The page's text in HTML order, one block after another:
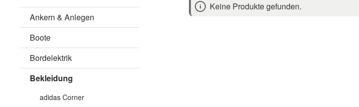
Ankern & Anlegen
Boote
Bordelektrik
Bekleidung
adidas Corner
Keine Produkte gefunden.